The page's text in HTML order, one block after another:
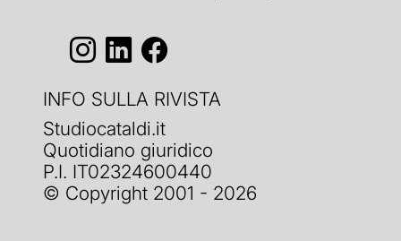
INFO SULLA RIVISTA
Studiocataldi.it
Quotidiano giuridico
P.I. IT02324600440
© Copyright 2001 - 2026